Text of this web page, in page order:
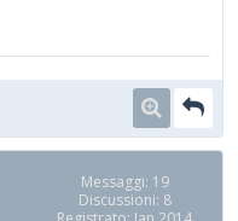
Messaggi: 19
Discussioni: 8